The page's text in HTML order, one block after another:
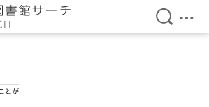
検索を
メ
とが